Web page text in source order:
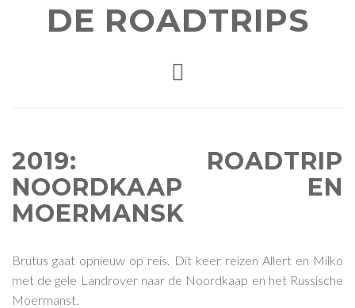
DE ROADTRIPS
2019: ROADTRIP
NOORDKAAP EN
MOERMANSK
Brutus gaat opnieuw op reis. Dit keer reizen Allert en Milko
met de gele Landrover naar de Noordkaap en het Russische
Moermanst.